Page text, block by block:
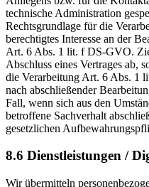
technische Administration
Rechtsgrundlage für die
berechtigtes Interesse an der
Art. 6 Abs. 1 lit. f DS-GVO.
Abschluss eines Vertrages ab,
die Verarbeitung Art. 6 Abs. 1
nach abschließender
Fall, wenn sich aus den
betroffene Sachverhalt
gesetzlichen
8.6 Dienstleistungen /
Wir übermitteln